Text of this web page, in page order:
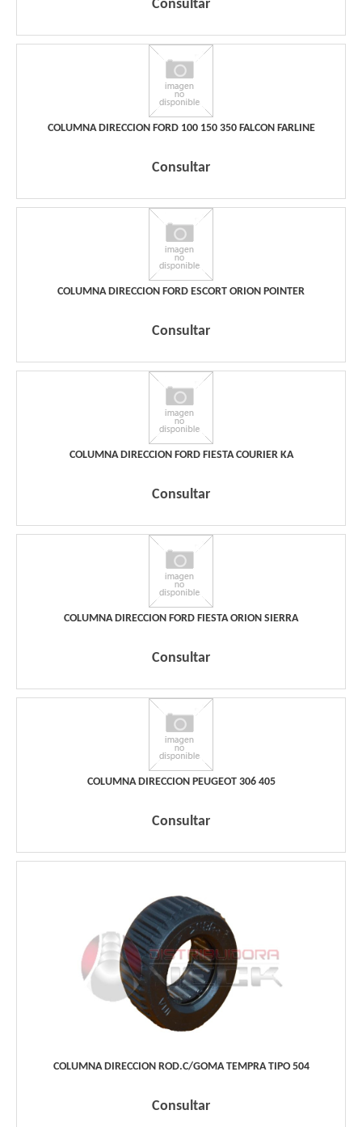
Consultar
COLUMNA DIRECCION FORD 100 150 350 FALCON FARLINE
Consultar
COLUMNA DIRECCION FORD ESCORT ORION POINTER
Consultar
COLUMNA DIRECCION FORD FIESTA COURIER KA
Consultar
COLUMNA DIRECCION FORD FIESTA ORION SIERRA
Consultar
COLUMNA DIRECCION PEUGEOT 306 405
Consultar
COLUMNA DIRECCION ROD.C/GOMA TEMPRA TIPO 504
Consultar